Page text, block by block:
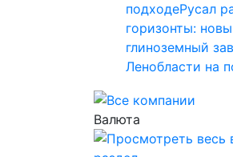
подходеРусал
горизонты:
глиноземный
Ленобласти на
Валюта